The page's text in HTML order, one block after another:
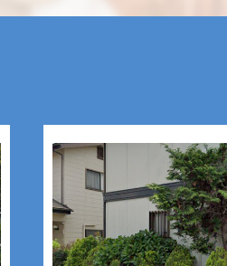
は、気軽に何でも相談できる
、筑北村、生坂村、麻績村、青
松川村、山形村、朝日村、木
野県東御市
園・植木屋さんとして、地域の
お庭のお悩みにしっかりお答え